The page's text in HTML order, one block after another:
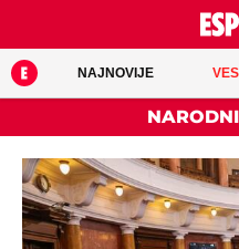
NAJNOVIJE